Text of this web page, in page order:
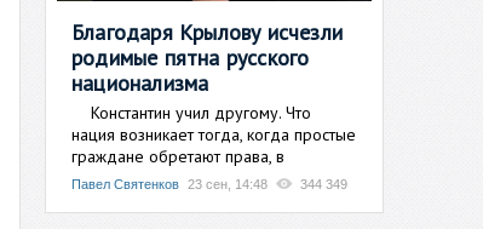
Благодаря Крылову исчезли
родимые пятна русского
национализма
Константин учил другому. Что
нация возникает тогда, когда простые
граждане обретают права, в
Павел Святенков 23 сен, 14:48 344 349